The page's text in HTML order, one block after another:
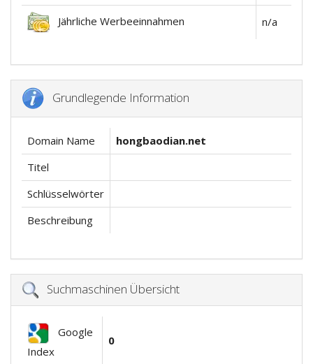
Jährliche Werbeeinnahmen n/a
Grundlegende Information
Domain Name
hongbaodian.net
Titel
Schlüsselwörter
Beschreibung
Suchmaschinen Übersicht
Google
Index
0